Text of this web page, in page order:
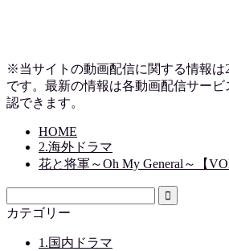
※当サイトの動画配信に関する情報は
です。最新の情報は各動画配信サー
認できます。
HOME
2.海外ドラマ
花と将軍～Oh My General～【
カテゴリー
1.国内ドラマ